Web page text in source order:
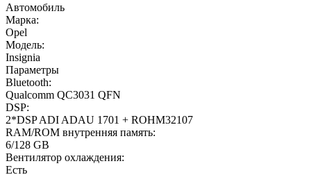
Автомобиль
Марка:
Opel
Модель:
Insignia
Параметры
Bluetooth:
Qualcomm QC3031 QFN
DSP:
2*DSP ADI ADAU 1701 + ROHM32107
RAM/ROM внутренняя память:
6/128 GB
Вентилятор охлаждения:
Есть